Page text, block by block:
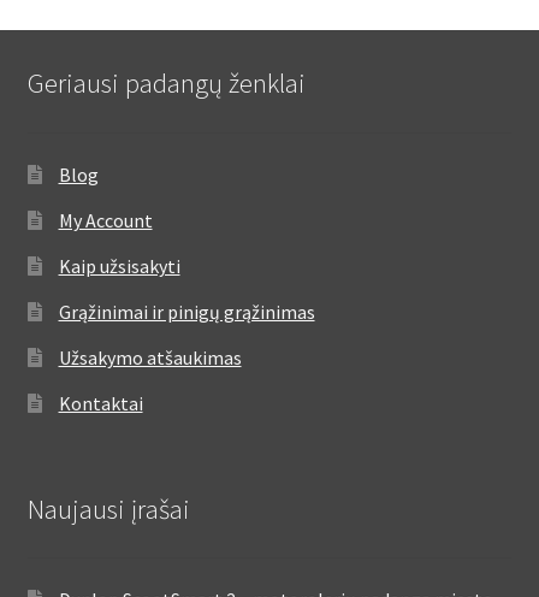
Geriausi padangų ženklai
Blog
My Account
Kaip užsisakyti
Grąžinimai ir pinigų grąžinimas
Užsakymo atšaukimas
Kontaktai
Naujausi įrašai